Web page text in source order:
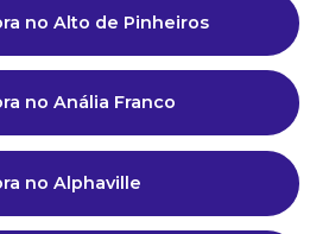
no Alto de Pinheiros
no Anália Franco
no Alphaville